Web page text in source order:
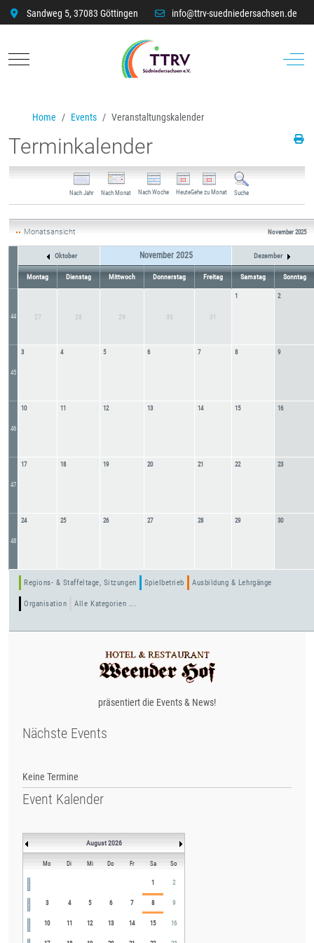
Sandweg 5, 37083 Göttingen info@ttrv-suedniedersachsen.de
Mobile Menu Toggle Off-
Home Events Veranstaltungskalender
Terminkalender
Nach Jahr Nach Monat Nach Woche HeuteGehe zu Monat Suche
Monatsansicht November 2025
Oktober November 2025 Dezember
Montag Dienstag Mittwoch Donnerstag Freitag Samstag Sonntag
44 27 28 29 30 31
1 2
45
3 4 5 6 7 8 9
46
10 11 12 13 14 15 16
47
17 18 19 20 21 22 23
48
24 25 26 27 28 29 30
Regions- & Staffeltage, Sitzungen Spielbetrieb Ausbildung & Lehrgänge
Organisation Alle Kategorien ...
präsentiert die Events & News!
Nächste Events
Keine Termine
Event Kalender
August 2026
Mo Di Mi Do Fr Sa So
1 2
3 4 5 6 7 8 9
10 11 12 13 14 15 16